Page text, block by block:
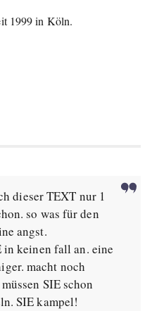
1999 in Köln.
dieser TEXT nur 1
so was für den
angst.
keinen fall an. eine
macht noch
SIE schon
SIE kampel!